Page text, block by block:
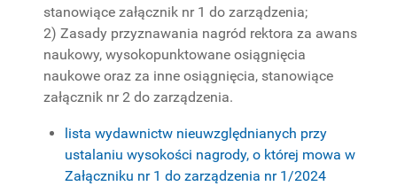
stanowiące załącznik nr 1 do zarządzenia;
2) Zasady przyznawania nagród rektora za awans
naukowy, wysokopunktowane osiągnięcia
naukowe oraz za inne osiągnięcia, stanowiące
załącznik nr 2 do zarządzenia.
lista wydawnictw nieuwzględnianych przy
ustalaniu wysokości nagrody, o której mowa w
Załączniku nr 1 do zarządzenia nr 1/2024